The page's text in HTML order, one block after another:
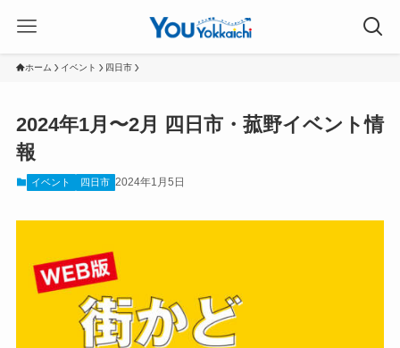
ホーム イベント 四日市
2024年1月〜2月 四日市・菰野イベント情
報
イベント 四日市 2024年1月5日